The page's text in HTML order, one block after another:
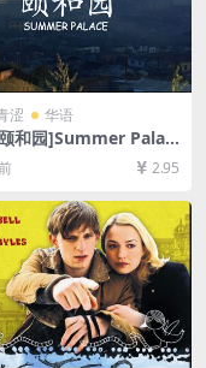
涩 华语
和园]Summer Palac
百度网盘+夸克网盘
盘资源未删减1080P
7GB][中英字幕]
2.95